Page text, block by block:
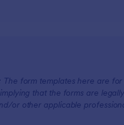
The form templates here are
that the forms are
or other applicable